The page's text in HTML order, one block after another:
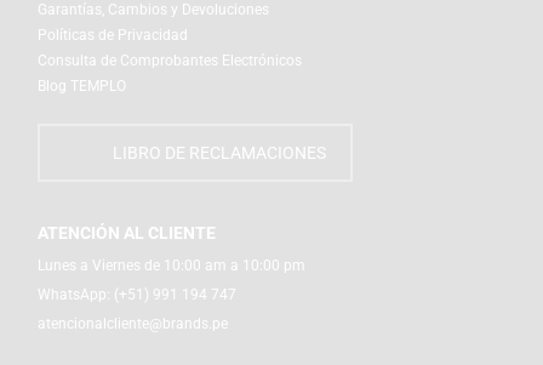
Garantías, Cambios y Devoluciones
Políticas de Privacidad
Consulta de Comprobantes Electrónicos
Blog TEMPLO
LIBRO DE RECLAMACIONES
ATENCIÓN AL CLIENTE
Lunes a Viernes de 10:00 am a 10:00 pm
WhatsApp: (+51) 991 194 747
atencionalcliente@brands.pe